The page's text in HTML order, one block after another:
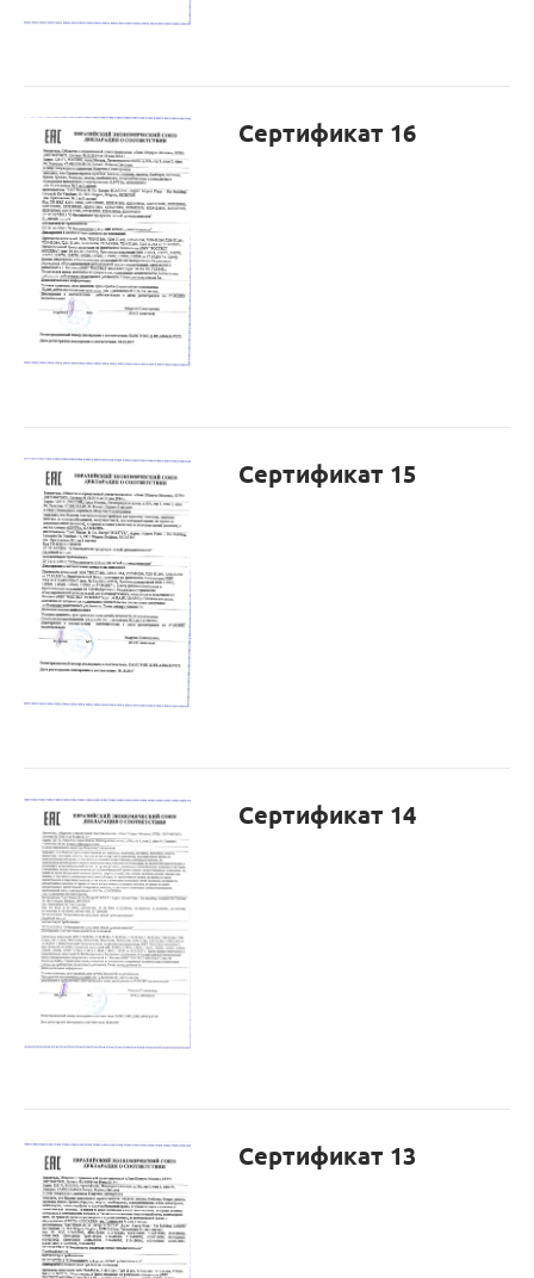
Сертификат 16
Сертификат 15
Сертификат 14
Сертификат 13